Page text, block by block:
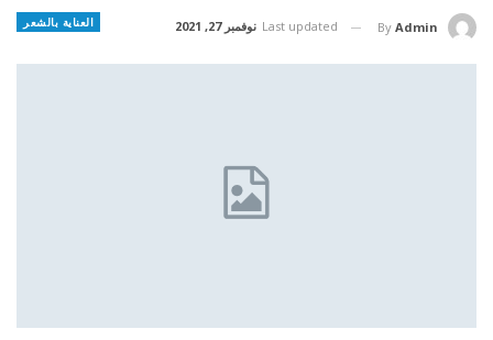
العناية بالشعر By Admin
Last updated نوفمبر 27, 2021